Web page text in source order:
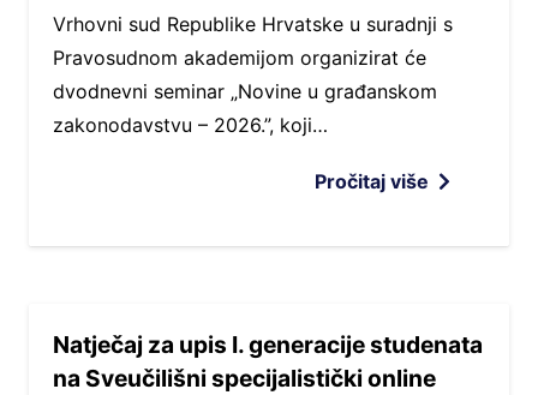
Vrhovni sud Republike Hrvatske u suradnji s
Pravosudnom akademijom organizirat će
dvodnevni seminar „Novine u građanskom
zakonodavstvu – 2026.”, koji…
Pročitaj više
Natječaj za upis I. generacije studenata
na Sveučilišni specijalistički online